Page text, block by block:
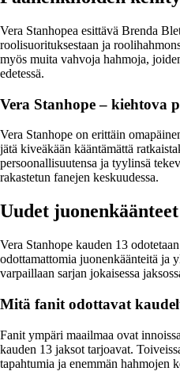
Vera Stanhopea esittävä Brenda
roolisuorituksestaan ja
myös muita vahvoja hahmoja,
edetessä.
Vera Stanhope – kiehtova
Vera Stanhope on erittäin
jätä kiveäkään kääntämättä
persoonallisuutensa ja tyylinsä
rakastetun fanejen keskuudessa.
Uudet
Vera Stanhope kauden 13
odottamattomia juonenkäänteitä ja
varpaillaan sarjan jokaisessa
Mitä fanit odottavat
Fanit ympäri maailmaa ovat
kauden 13 jaksot tarjoavat.
tapahtumia ja enemmän hahmojen